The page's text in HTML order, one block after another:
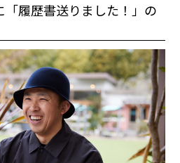
「履歴書送りました！」の